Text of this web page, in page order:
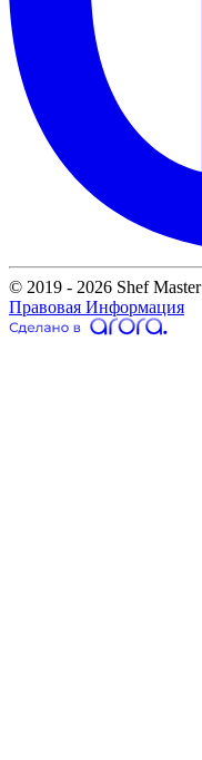
© 2019 - 2026 Shef Master
Правовая Информация